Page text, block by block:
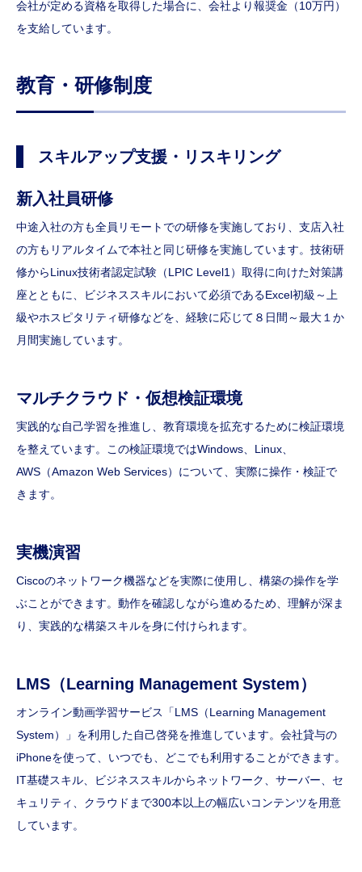
会社が定める資格を取得した場合に、会社より報奨金（10万円）
を支給しています。
教育・研修制度
スキルアップ支援・リスキリング
新入社員研修
中途入社の方も全員リモートでの研修を実施しており、支店入社
の方もリアルタイムで本社と同じ研修を実施しています。技術研
修からLinux技術者認定試験（LPIC Level1）取得に向けた対策講
座とともに、ビジネススキルにおいて必須であるExcel初級～上
級やホスピタリティ研修などを、経験に応じて８日間～最大１か
月間実施しています。
マルチクラウド・仮想検証環境
実践的な自己学習を推進し、教育環境を拡充するために検証環境
を整えています。この検証環境ではWindows、Linux、
AWS（Amazon Web Services）について、実際に操作・検証で
きます。
実機演習
Ciscoのネットワーク機器などを実際に使用し、構築の操作を学
ぶことができます。動作を確認しながら進めるため、理解が深ま
り、実践的な構築スキルを身に付けられます。
LMS（Learning Management System）
オンライン動画学習サービス「LMS（Learning Management
System）」を利用した自己啓発を推進しています。会社貸与の
iPhoneを使って、いつでも、どこでも利用することができます。
IT基礎スキル、ビジネススキルからネットワーク、サーバー、セ
キュリティ、クラウドまで300本以上の幅広いコンテンツを用意
しています。